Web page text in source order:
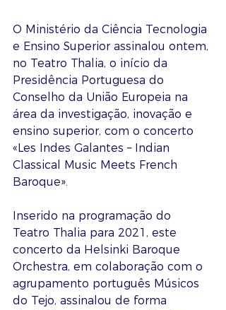
O Ministério da Ciência Tecnologia
e Ensino Superior assinalou ontem,
no Teatro Thalia, o início da
Presidência Portuguesa do
Conselho da União Europeia na
área da investigação, inovação e
ensino superior, com o concerto
«Les Indes Galantes – Indian
Classical Music Meets French
Baroque».
Inserido na programação do
Teatro Thalia para 2021, este
concerto da Helsinki Baroque
Orchestra, em colaboração com o
agrupamento português Músicos
do Tejo, assinalou de forma